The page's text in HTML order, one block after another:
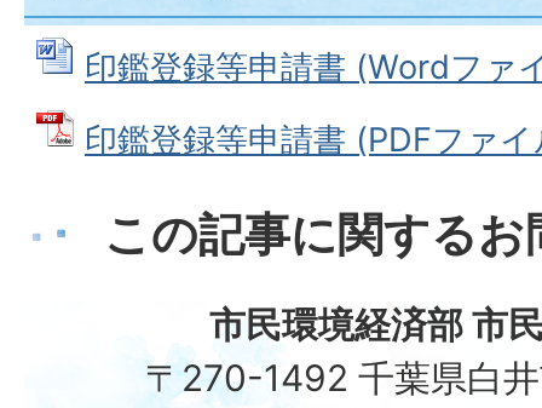
印鑑登録等申請書 (Wordファ
印鑑登録等申請書 (PDFファ
この記事に関する
市民環境経済部 市
〒270-1492 千葉県白